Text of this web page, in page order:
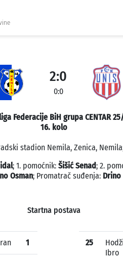
2:0
0:0
Federacije BiH grupa CENTAR
16. kolo
stadion Nemila, Zenica,
; 1. pomoćnik: Šišić Senad; 2.
Osman; Promatrač suđenja: Drino
Startna postava
1 25
Ibro